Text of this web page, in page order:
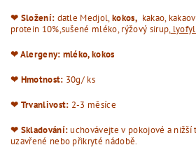
❤︎ Složení: datle Medjol,kokos,kakao,
protein 10%,sušené mléko, rýžový sirup,
❤︎ Alergeny: mléko, kokos
❤︎ Hmotnost: 30g/ ks
❤︎ Trvanlivost: 2-3 měsíce
❤︎ Skladování:uchovávejte v pokojové a nižší
uzavřené nebo přikryté nádobě.